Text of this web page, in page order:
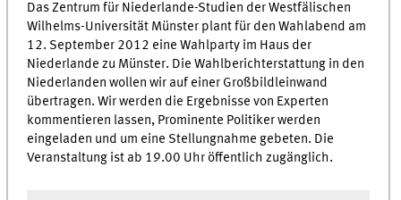
Das Zentrum für Niederlande-Studien der Westfälischen
Wilhelms-Universität Münster plant für den Wahlabend am
12. September 2012 eine Wahlparty im Haus der
Niederlande zu Münster. Die Wahlberichterstattung in den
Niederlanden wollen wir auf einer Großbildleinwand
übertragen. Wir werden die Ergebnisse von Experten
kommentieren lassen, Prominente Politiker werden
eingeladen und um eine Stellungnahme gebeten. Die
Veranstaltung ist ab 19.00 Uhr öffentlich zugänglich.